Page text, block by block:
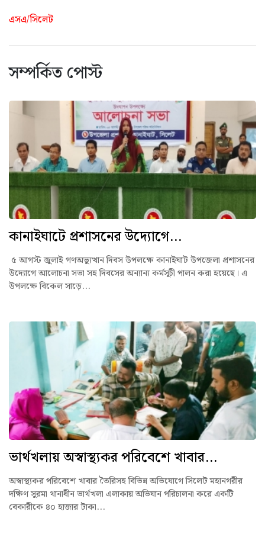
এসএ/সিলেট
সম্পর্কিত পোস্ট
কানাইঘাটে প্রশাসনের উদ্যোগে...
৫ আগস্ট জুলাই গণঅভ্যুত্থান দিবস উপলক্ষে কানাইঘাট উপজেলা প্রশাসনের
উদ্যোগে আলোচনা সভা সহ দিবসের অন্যান্য কর্মসূচী পালন করা হয়েছে। এ
উপলক্ষে বিকেল সাড়ে...
ভার্থখলায় অস্বাস্থ্যকর পরিবেশে খাবার...
অস্বাস্থ্যকর পরিবেশে খাবার তৈরিসহ বিভিন্ন অভিযোগে সিলেট মহানগরীর
দক্ষিণ সুরমা থানাধীন ভার্থখলা এলাকায় অভিযান পরিচালনা করে একটি
বেকারীকে ৪০ হাজার টাকা...